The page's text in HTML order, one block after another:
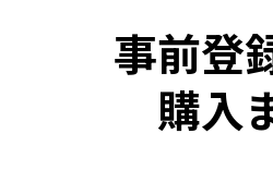
事前登
購入